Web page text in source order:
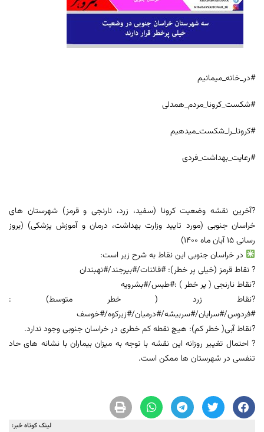
#در_خانه_میمانیم
#شکست_کرونا_مردم_همدلی
#کرونا_را_شکست_میدهیم
#رعایت_بهداشت_فردی
?آخرین نقشه وضعیت کرونا (سفید، زرد، نارنجی و قرمز) شهرستان های
خراسان جنوبی (مورد تایید وزارت بهداشت، درمان و آموزش پزشکی) (بروز
رسانی 15 آبان ماه 1400)
در خراسان جنوبی این نقاط به شرح زیر است:
? نقاط قرمز (خیلی پر خطر): #قائنات/#بیرجند/#نهبندان
?نقاط نارنجی ( پر خطر ) :#طبس/#بشرویه
?نقاط زرد ( خطر متوسط) :
#فردوس/#سرایان/#سربیشه/#درمیان/#زیرکوه/#خوسف
?نقاط آبی( خطر کم): هیچ نقطه کم خطری در خراسان جنوبی وجود ندارد.
? احتمال تغییر روزانه این نقشه با توجه به میزان بیماران با نشانه های حاد
تنفسی در شهرستان ها ممکن است.
لینک کوتاه خبر: